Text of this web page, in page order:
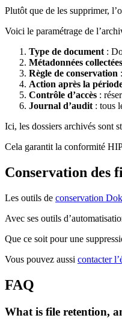
Plutôt que de les supprimer,
Voici le paramétrage de
Type de document :
Métadonnées collectées
Règle de conservation
Action après la
Contrôle d’accès :
Journal d’audit : tous
Ici, les dossiers archivés sont
Cela garantit la conformité
Conservation des
Les outils de conservation
Avec ses outils
Que ce soit pour une
Vous pouvez aussi contacter
FAQ
What is file retention,